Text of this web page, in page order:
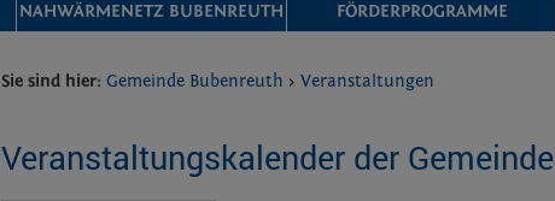
NAHWÄRMENETZ BUBENREUTH FÖRDERPROGRAMME
Sie sind hier: Gemeinde Bubenreuth >Veranstaltungen
Veranstaltungskalender der Gemeinde